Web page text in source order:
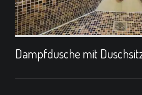
Dampfdusche mit